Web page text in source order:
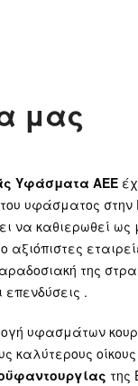
μας
Υφάσματα ΑΕΕ
υφάσματος
να καθιερωθεί ως
αξιόπιστες
της
επενδύσεις .
υφασμάτων
καλύτερους οίκους
της